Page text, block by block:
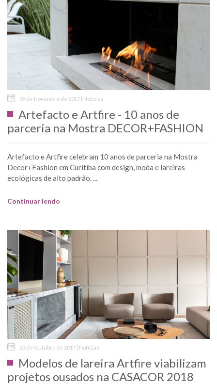
09 de Novembro de 2017 | Notícias
Artefacto e Artfire - 10 anos de
parceria na Mostra DECOR+FASHION
Artefacto e Artfire celebram 10 anos de parceria na Mostra
Decor+Fashion em Curitiba com design, moda e lareiras
ecológicas de alto padrão. ...
Continuar lendo
23 de Outubro de 2017 | Notícias
Modelos de lareira Artfire viabilizam
projetos ousados na CASACOR 2018